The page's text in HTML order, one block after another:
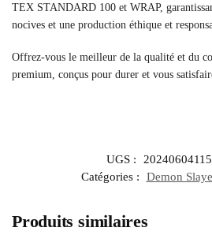
TEX STANDARD 100 et WRAP,
nocives et une production éthique et
Offrez-vous le meilleur de la qualité et du
premium, conçus pour durer et vous
UGS :
Catégories :
Demon
Produits similaires